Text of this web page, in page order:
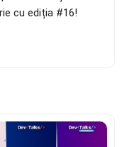
cu ediția #16!